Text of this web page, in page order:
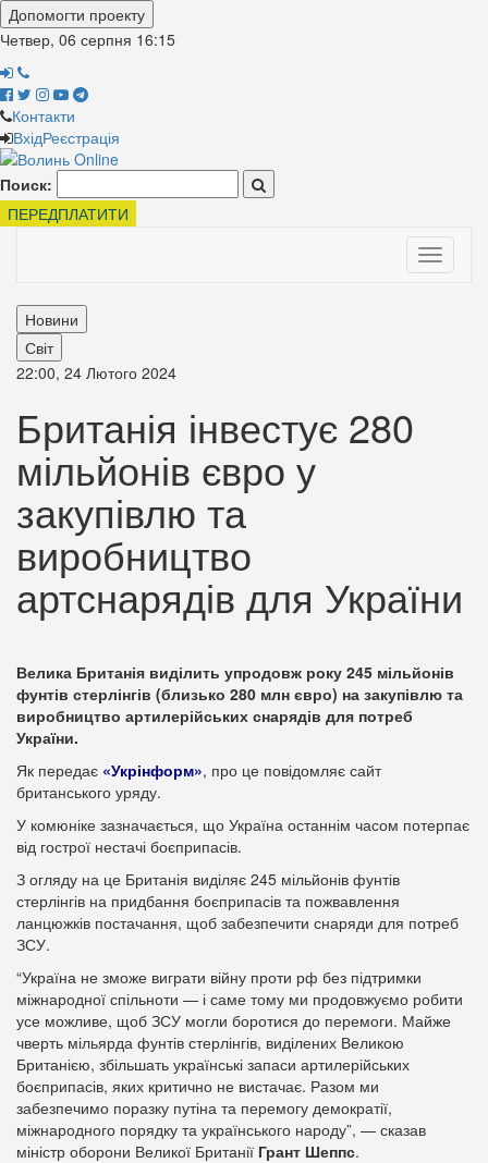
Допомогти проекту
Четвер, 06 серпня 16:15
Контакти
ВхідРеєстрація
Поиск:
ПЕРЕДПЛАТИТИ
Toggle
Новини
Світ
22:00, 24 Лютого 2024
Британія інвестує 280
мільйонів євро у
закупівлю та
виробництво
артснарядів для України
Велика Британія виділить упродовж року 245 мільйонів
фунтів стерлінгів (близько 280 млн євро) на закупівлю та
виробництво артилерійських снарядів для потреб
України.
Як передає «Укрінформ», про це повідомляє сайт
британського уряду.
У комюніке зазначається, що Україна останнім часом потерпає
від гострої нестачі боєприпасів.
З огляду на це Британія виділяє 245 мільйонів фунтів
стерлінгів на придбання боєприпасів та пожвавлення
ланцюжків постачання, щоб забезпечити снаряди для потреб
ЗСУ.
“Україна не зможе виграти війну проти рф без підтримки
міжнародної спільноти — і саме тому ми продовжуємо робити
усе можливе, щоб ЗСУ могли боротися до перемоги. Майже
чверть мільярда фунтів стерлінгів, виділених Великою
Британією, збільшать українські запаси артилерійських
боєприпасів, яких критично не вистачає. Разом ми
забезпечимо поразку путіна та перемогу демократії,
міжнародного порядку та українського народу”, — сказав
міністр оборони Великої Британії Грант Шеппс.